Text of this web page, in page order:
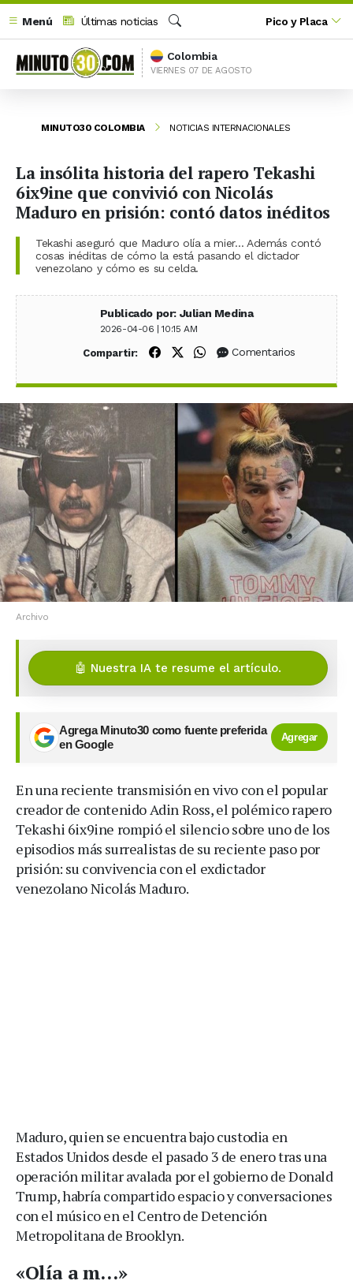
Menú
Últimas noticias
Buscar
Pico y Placa
Colombia
VIERNES 07 DE AGOSTO
MINUTO30 COLOMBIA NOTICIAS INTERNACIONALES
La insólita historia del rapero Tekashi
6ix9ine que convivió con Nicolás
Maduro en prisión: contó datos inéditos
Tekashi aseguró que Maduro olía a mier… Además contó
cosas inéditas de cómo la está pasando el dictador
venezolano y cómo es su celda.
Publicado por: Julian Medina
2026-04-06 | 10:15 AM
Compartir: Compartir en Facebook
Compartir en X (Twitter)
Compartir en WhatsApp
Comentarios
Archivo
🤖 Nuestra IA te resume el artículo.
Agrega Minuto30 como fuente preferida
en Google
Agregar
En una reciente transmisión en vivo con el popular
creador de contenido Adin Ross, el polémico rapero
Tekashi 6ix9ine rompió el silencio sobre uno de los
episodios más surrealistas de su reciente paso por
prisión: su convivencia con el exdictador
venezolano Nicolás Maduro.
Maduro, quien se encuentra bajo custodia en
Estados Unidos desde el pasado 3 de enero tras una
operación militar avalada por el gobierno de Donald
Trump, habría compartido espacio y conversaciones
con el músico en el Centro de Detención
Metropolitana de Brooklyn.
«Olía a m…»